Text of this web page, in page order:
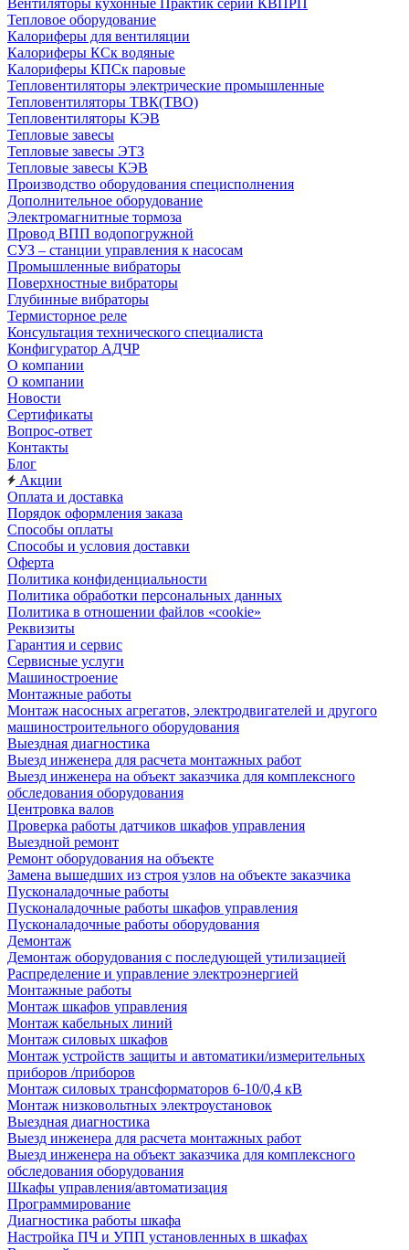
Вентиляторы кухонные Практик серии КВПРП
Тепловое оборудование
Калориферы для вентиляции
Калориферы КСк водяные
Калориферы КПСк паровые
Тепловентиляторы электрические промышленные
Тепловентиляторы ТВК(ТВО)
Тепловентиляторы КЭВ
Тепловые завесы
Тепловые завесы ЭТЗ
Тепловые завесы КЭВ
Производство оборудования специсполнения
Дополнительное оборудование
Электромагнитные тормоза
Провод ВПП водопогружной
СУЗ – станции управления к насосам
Промышленные вибраторы
Поверхностные вибраторы
Глубинные вибраторы
Термисторное реле
Консультация технического специалиста
Конфигуратор АДЧР
О компании
О компании
Новости
Сертификаты
Вопрос-ответ
Контакты
Блог
Акции
Оплата и доставка
Порядок оформления заказа
Способы оплаты
Способы и условия доставки
Оферта
Политика конфиденциальности
Политика обработки персональных данных
Политика в отношении файлов «cookie»
Реквизиты
Гарантия и сервис
Сервисные услуги
Машиностроение
Монтажные работы
Монтаж насосных агрегатов, электродвигателей и другого
машиностроительного оборудования
Выездная диагностика
Выезд инженера для расчета монтажных работ
Выезд инженера на объект заказчика для комплексного
обследования оборудования
Центровка валов
Проверка работы датчиков шкафов управления
Выездной ремонт
Ремонт оборудования на объекте
Замена вышедших из строя узлов на объекте заказчика
Пусконаладочные работы
Пусконаладочные работы шкафов управления
Пусконаладочные работы оборудования
Демонтаж
Демонтаж оборудования с последующей утилизацией
Распределение и управление электроэнергией
Монтажные работы
Монтаж шкафов управления
Монтаж кабельных линий
Монтаж силовых шкафов
Монтаж устройств защиты и автоматики/измерительных
приборов /приборов
Монтаж силовых трансформаторов 6-10/0,4 кВ
Монтаж низковольтных электроустановок
Выездная диагностика
Выезд инженера для расчета монтажных работ
Выезд инженера на объект заказчика для комплексного
обследования оборудования
Шкафы управления/автоматизация
Программирование
Диагностика работы шкафа
Настройка ПЧ и УПП установленных в шкафах